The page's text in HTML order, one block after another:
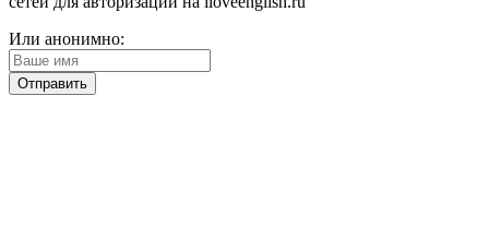
Или анонимно: